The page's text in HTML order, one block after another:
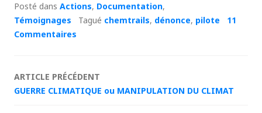
Posté dans Actions, Documentation,
Témoignages
Tagué chemtrails, dénonce, pilote
11
Commentaires
Navigation
ARTICLE PRÉCÉDENT
GUERRE CLIMATIQUE ou MANIPULATION DU CLIMAT